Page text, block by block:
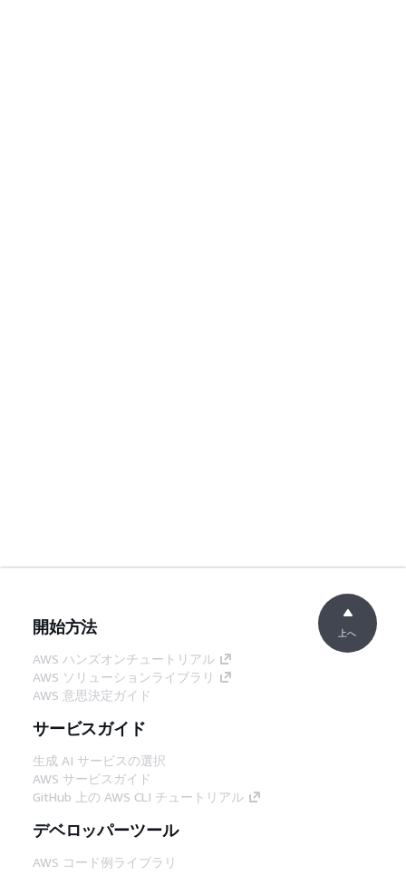
開始方法
AWS ハンズオンチュートリアル
AWS ソリューションライブラリ
AWS 意思決定ガイド
サービスガイド
生成 AI サービスの選択
AWS サービスガイド
GitHub 上の AWS CLI チュートリアル
デベロッパーツール
AWS コード例ライブラリ
上へ